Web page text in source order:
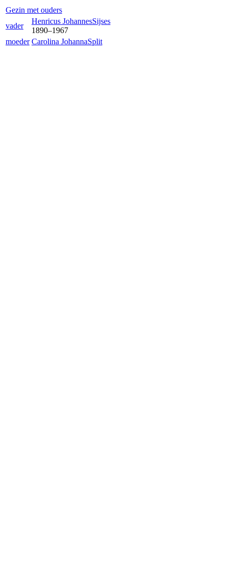
Gezin met ouders
vader
Henricus JohannesSijses
1890–1967
moeder Carolina JohannaSplit